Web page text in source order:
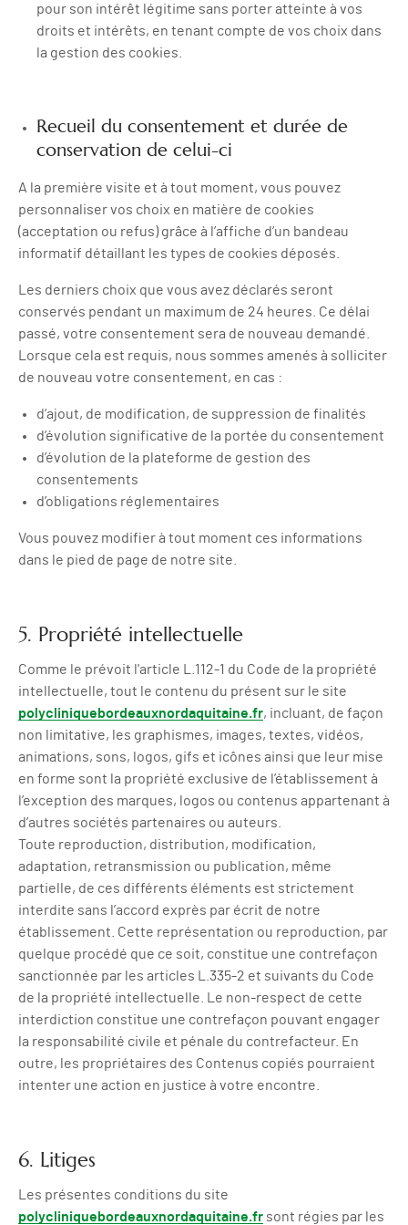
pour son intérêt légitime sans porter atteinte à vos
droits et intérêts, en tenant compte de vos choix dans
la gestion des cookies.
Recueil du consentement et durée de
conservation de celui-ci
A la première visite et à tout moment, vous pouvez
personnaliser vos choix en matière de cookies
(acceptation ou refus) grâce à l’affiche d’un bandeau
informatif détaillant les types de cookies déposés.
Les derniers choix que vous avez déclarés seront
conservés pendant un maximum de 24 heures. Ce délai
passé, votre consentement sera de nouveau demandé.
Lorsque cela est requis, nous sommes amenés à solliciter
de nouveau votre consentement, en cas :
d’ajout, de modification, de suppression de finalités
d’évolution significative de la portée du consentement
d’évolution de la plateforme de gestion des
consentements
d’obligations réglementaires
Vous pouvez modifier à tout moment ces informations
dans le pied de page de notre site.
5. Propriété intellectuelle
Comme le prévoit l'article L.112-1 du Code de la propriété
intellectuelle, tout le contenu du présent sur le site
polycliniquebordeauxnordaquitaine.fr, incluant, de façon
non limitative, les graphismes, images, textes, vidéos,
animations, sons, logos, gifs et icônes ainsi que leur mise
en forme sont la propriété exclusive de l’établissement à
l’exception des marques, logos ou contenus appartenant à
d’autres sociétés partenaires ou auteurs.
Toute reproduction, distribution, modification,
adaptation, retransmission ou publication, même
partielle, de ces différents éléments est strictement
interdite sans l’accord exprès par écrit de notre
établissement. Cette représentation ou reproduction, par
quelque procédé que ce soit, constitue une contrefaçon
sanctionnée par les articles L.335-2 et suivants du Code
de la propriété intellectuelle. Le non-respect de cette
interdiction constitue une contrefaçon pouvant engager
la responsabilité civile et pénale du contrefacteur. En
outre, les propriétaires des Contenus copiés pourraient
intenter une action en justice à votre encontre.
6. Litiges
Les présentes conditions du site
polycliniquebordeauxnordaquitaine.fr sont régies par les